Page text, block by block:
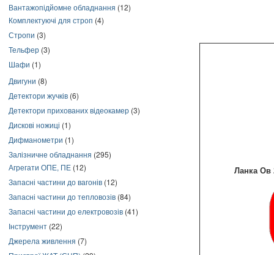
Вантажопідйомне обладнання (12)
Комплектуючі для строп (4)
Стропи (3)
Тельфер (3)
Шафи (1)
Двигуни (8)
Детектори жучків (6)
Детектори прихованих відеокамер (3)
Дискові ножиці (1)
Дифманометри (1)
Залізничне обладнання (295)
Агрегати ОПЕ, ПЕ (12)
Запасні частини до вагонів (12)
Запасні частини до тепловозів (84)
Запасні частини до електровозів (41)
Інструмент (22)
Джерела живлення (7)
Ланка Ов